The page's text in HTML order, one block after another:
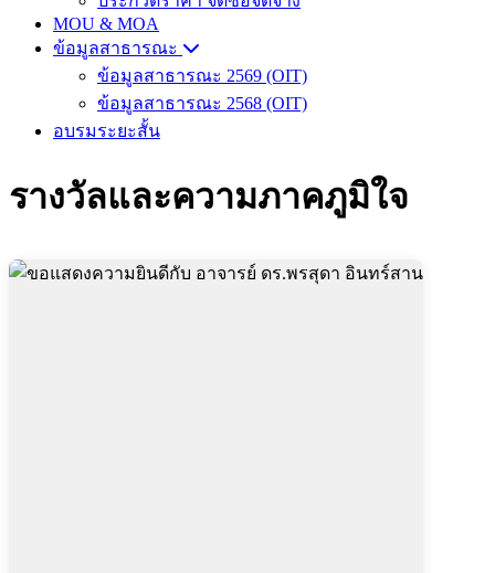
MOU & MOA
ข้อมูลสาธารณะ
ข้อมูลสาธารณะ 2569 (OIT)
ข้อมูลสาธารณะ 2568 (OIT)
อบรมระยะสั้น
รางวัลและความภาคภูมิใจ